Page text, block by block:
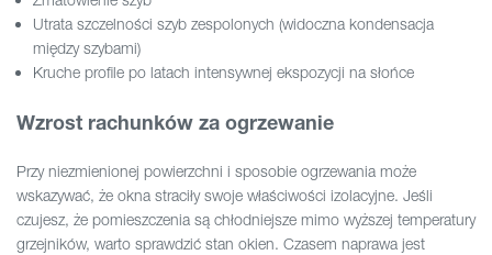
Utrata szczelności szyb zespolonych (widoczna kondensacja
między szybami)
Kruche profile po latach intensywnej ekspozycji na słońce
Wzrost rachunków za ogrzewanie
Przy niezmienionej powierzchni i sposobie ogrzewania może
wskazywać, że okna straciły swoje właściwości izolacyjne. Jeśli
czujesz, że pomieszczenia są chłodniejsze mimo wyższej temperatury
grzejników, warto sprawdzić stan okien. Czasem naprawa jest